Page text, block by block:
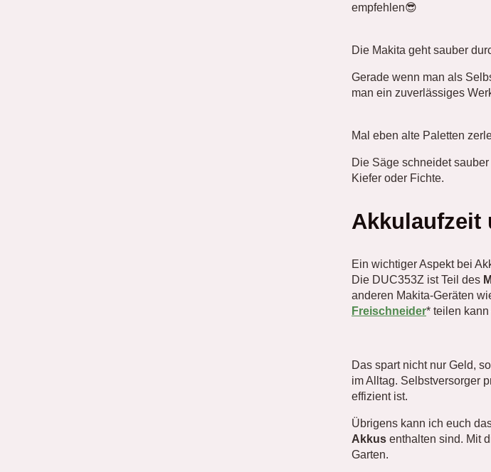
empfehlen😎
Die Makita geht sauber
Gerade wenn man als
man ein zuverlässiges
Mal eben alte Paletten
Die Säge schneidet
Kiefer oder Fichte.
Akkulaufzeit
Ein wichtiger Aspekt bei
Die DUC353Z ist Teil des
anderen Makita-Geräten
Freischneider* teilen
Das spart nicht nur Geld,
im Alltag. Selbstversorger
effizient ist.
Übrigens kann ich euch
Akkus enthalten sind. Mit
Garten.